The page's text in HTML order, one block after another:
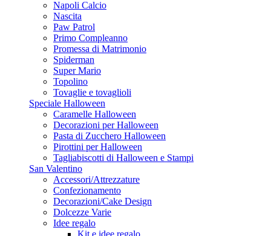
Napoli Calcio
Nascita
Paw Patrol
Primo Compleanno
Promessa di Matrimonio
Spiderman
Super Mario
Topolino
Tovaglie e tovaglioli
Speciale Halloween
Caramelle Halloween
Decorazioni per Halloween
Pasta di Zucchero Halloween
Pirottini per Halloween
Tagliabiscotti di Halloween e Stampi
San Valentino
Accessori/Attrezzature
Confezionamento
Decorazioni/Cake Design
Dolcezze Varie
Idee regalo
Kit e idee regalo